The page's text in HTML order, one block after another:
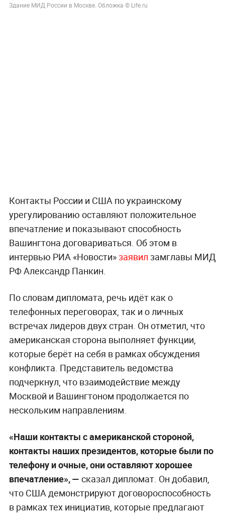
Здание МИД России в Москве. Обложка © Life.ru
Контакты России и США по украинскому
урегулированию оставляют положительное
впечатление и показывают способность
Вашингтона договариваться. Об этом в
интервью РИА «Новости»заявил замглавы МИД
РФ Александр Панкин.
По словам дипломата, речь идёт как о
телефонных переговорах, так и о личных
встречах лидеров двух стран. Он отметил, что
американская сторона выполняет функции,
которые берёт на себя в рамках обсуждения
конфликта. Представитель ведомства
подчеркнул, что взаимодействие между
Москвой и Вашингтоном продолжается по
нескольким направлениям.
«Наши контакты с американской стороной,
контакты наших президентов, которые были по
телефону и очные, они оставляют хорошее
впечатление», — сказал дипломат. Он добавил,
что США демонстрируют договороспособность
в рамках тех инициатив, которые предлагают